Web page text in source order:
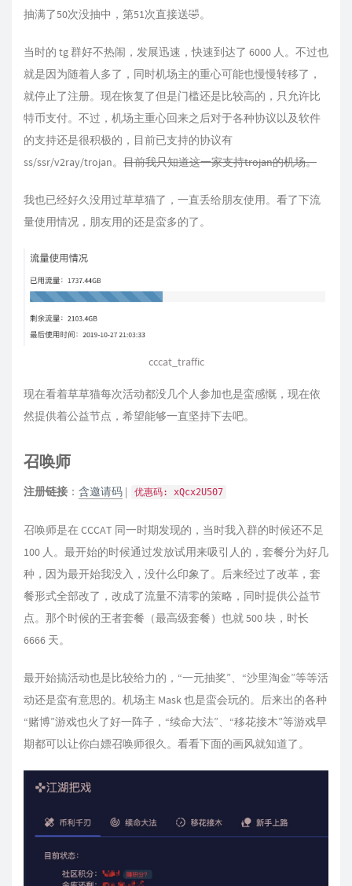
抽满了50次没抽中，第51次直接送🤣。
当时的 tg 群好不热闹，发展迅速，快速到达了 6000 人。不过也
就是因为随着人多了，同时机场主的重心可能也慢慢转移了，
就停止了注册。现在恢复了但是门槛还是比较高的，只允许比
特币支付。不过，机场主重心回来之后对于各种协议以及软件
的支持还是很积极的，目前已支持的协议有
ss/ssr/v2ray/trojan。 目前我只知道这一家支持trojan的机场。
我也已经好久没用过草草猫了，一直丢给朋友使用。看了下流
量使用情况，朋友用的还是蛮多的了。
cccat_traffic
现在看着草草猫每次活动都没几个人参加也是蛮感慨，现在依
然提供着公益节点，希望能够一直坚持下去吧。
召唤师
注册链接 ： 含邀请码 | 优惠码: xQcx2U507
召唤师是在 CCCAT 同一时期发现的，当时我入群的时候还不足
100 人。最开始的时候通过发放试用来吸引人的，套餐分为好几
种，因为最开始我没入，没什么印象了。后来经过了改革，套
餐形式全部改了，改成了流量不清零的策略，同时提供公益节
点。那个时候的王者套餐（最高级套餐）也就 500 块，时长
6666 天。
最开始搞活动也是比较给力的，“一元抽奖”、“沙里淘金”等等活
动还是蛮有意思的。机场主 Mask 也是蛮会玩的。后来出的各种
“赌博”游戏也火了好一阵子，“续命大法”、“移花接木”等游戏早
期都可以让你白嫖召唤师很久。看看下面的画风就知道了。